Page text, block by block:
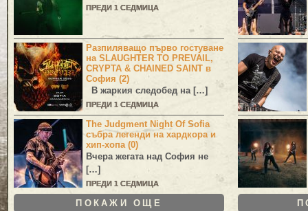
ПРЕДИ 1 СЕДМИЦА
Разпиляващо първо гостуване
на SLAUGHTER TO PREVAIL,
CRYPTA & CHAINED SAINT в
София (2)
В жаркия следобед на […]
ПРЕДИ 1 СЕДМИЦА
The Judgment Night Of Sofia
събра легенди на хардкора и
хип-хопа (0)
Вчера жегата над София не
[…]
ПРЕДИ 1 СЕДМИЦА
ПОКАЖИ ОЩЕ